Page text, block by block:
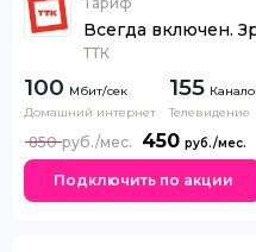
Всегда включен.
ТТК
100
Домашний интернет
155
Телевидение
450
850
Подключить по акции